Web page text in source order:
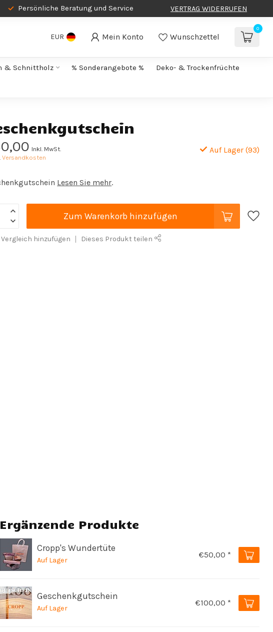
Persönliche Beratung und Service VERTRAG WIDERRUFEN
EUR Mein Konto Wunschzettel
0
& Schnittholz % Sonderangebote % Deko- & Trockenfrüchte
Inkl. MwSt.
Versandkosten
Auf Lager (93)
Lesen Sie mehr.
Zum Warenkorb hinzufügen
hinzufügen Dieses Produkt teilen
Ergänzende Produkte
Cropp's Wundertüte
Auf Lager
€50,00 *
Geschenkgutschein
Auf Lager
€100,00 *